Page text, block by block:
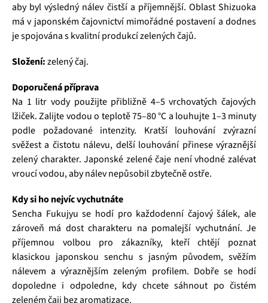
aby byl výsledný nálev čistší a příjemnější. Oblast Shizuoka
má v japonském čajovnictví mimořádné postavení a dodnes
je spojována s kvalitní produkcí zelených čajů.
Složení:zelený čaj.
Doporučená příprava
Na 1 litr vody použijte přibližně 4–5 vrchovatých čajových
lžiček. Zalijte vodou o teplotě 75–80 °C a louhujte 1–3 minuty
podle požadované intenzity. Kratší louhování zvýrazní
svěžest a čistotu nálevu, delší louhování přinese výraznější
zelený charakter. Japonské zelené čaje není vhodné zalévat
vroucí vodou, aby nálev nepůsobil zbytečně ostře.
Kdy si ho nejvíc vychutnáte
Sencha Fukujyu se hodí pro každodenní čajový šálek, ale
zároveň má dost charakteru na pomalejší vychutnání. Je
příjemnou volbou pro zákazníky, kteří chtějí poznat
klasickou japonskou senchu s jasným původem, svěžím
nálevem a výraznějším zeleným profilem. Dobře se hodí
dopoledne i odpoledne, kdy chcete sáhnout po čistém
zeleném čaji bez aromatizace.